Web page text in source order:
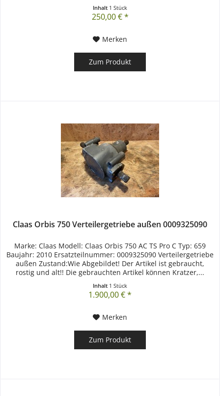
Inhalt 1 Stück
250,00 € *
Merken
Zum Produkt
Claas Orbis 750 Verteilergetriebe außen 0009325090
Marke: Claas Modell: Claas Orbis 750 AC TS Pro C Typ: 659
Baujahr: 2010 Ersatzteilnummer: 0009325090 Verteilergetriebe
außen Zustand:Wie Abgebildet! Der Artikel ist gebraucht,
rostig und alt!! Die gebrauchten Artikel können Kratzer,...
Inhalt 1 Stück
1.900,00 € *
Merken
Zum Produkt